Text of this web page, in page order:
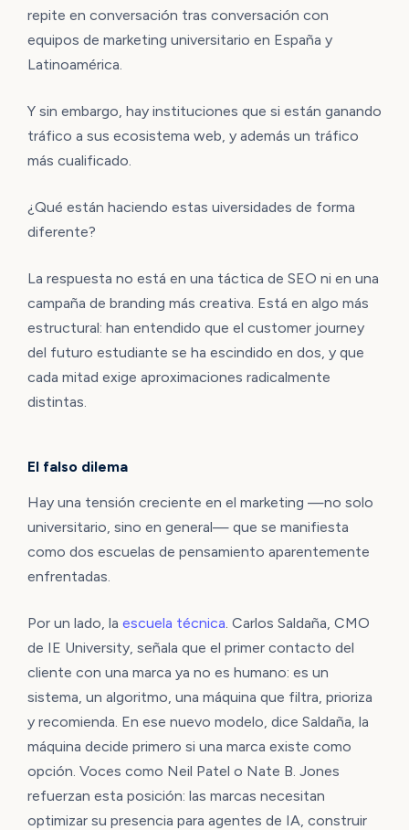
repite en conversación tras conversación con
equipos de marketing universitario en España y
Latinoamérica.
Y sin embargo, hay instituciones que si están ganando
tráfico a sus ecosistema web, y además un tráfico
más cualificado.
¿Qué están haciendo estas uiversidades de forma
diferente?
La respuesta no está en una táctica de SEO ni en una
campaña de branding más creativa. Está en algo más
estructural: han entendido que el customer journey
del futuro estudiante se ha escindido en dos, y que
cada mitad exige aproximaciones radicalmente
distintas.
El falso dilema
Hay una tensión creciente en el marketing —no solo
universitario, sino en general— que se manifiesta
como dos escuelas de pensamiento aparentemente
enfrentadas.
Por un lado, la escuela técnica . Carlos Saldaña, CMO
de IE University, señala que el primer contacto del
cliente con una marca ya no es humano: es un
sistema, un algoritmo, una máquina que filtra, prioriza
y recomienda. En ese nuevo modelo, dice Saldaña, la
máquina decide primero si una marca existe como
opción. Voces como Neil Patel o Nate B. Jones
refuerzan esta posición: las marcas necesitan
optimizar su presencia para agentes de IA, construir